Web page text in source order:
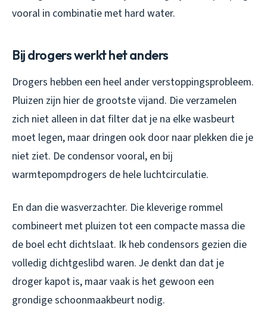
vooral in combinatie met hard water.
Bij drogers werkt het anders
Drogers hebben een heel ander verstoppingsprobleem.
Pluizen zijn hier de grootste vijand. Die verzamelen
zich niet alleen in dat filter dat je na elke wasbeurt
moet legen, maar dringen ook door naar plekken die je
niet ziet. De condensor vooral, en bij
warmtepompdrogers de hele luchtcirculatie.
En dan die wasverzachter. Die kleverige rommel
combineert met pluizen tot een compacte massa die
de boel echt dichtslaat. Ik heb condensors gezien die
volledig dichtgeslibd waren. Je denkt dan dat je
droger kapot is, maar vaak is het gewoon een
grondige schoonmaakbeurt nodig.